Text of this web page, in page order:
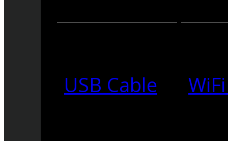
USB Cable